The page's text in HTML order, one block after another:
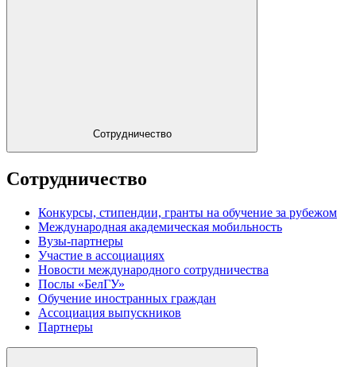
Сотрудничество
Сотрудничество
Конкурсы, стипендии, гранты на обучение за рубежом
Международная академическая мобильность
Вузы-партнеры
Участие в ассоциациях
Новости международного сотрудничества
Послы «БелГУ»
Обучение иностранных граждан
Ассоциация выпускников
Партнеры